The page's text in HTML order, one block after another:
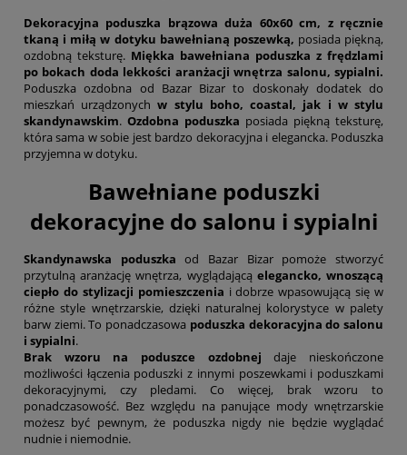
Dekoracyjna poduszka brązowa duża 60x60 cm, z ręcznie
tkaną i miłą w dotyku bawełnianą poszewką, posiada piękną,
ozdobną teksturę. Miękka bawełniana poduszka z frędzlami
po bokach doda lekkości aranżacji wnętrza salonu, sypialni.
Poduszka ozdobna od Bazar Bizar to doskonały dodatek do
mieszkań urządzonychw stylu boho, coastal, jak i w stylu
skandynawskim. Ozdobna poduszka posiada piękną teksturę,
która sama w sobie jest bardzo dekoracyjna i elegancka. Poduszka
przyjemna w dotyku.
Bawełniane poduszki
dekoracyjne do salonu i sypialni
Skandynawska poduszka od Bazar Bizar pomoże stworzyć
przytulną aranżację wnętrza, wyglądającą elegancko, wnoszącą
ciepło do stylizacji pomieszczenia i dobrze wpasowującą się w
różne style wnętrzarskie, dzięki naturalnej kolorystyce w palety
barw ziemi. To ponadczasowa poduszka dekoracyjna do salonu
i sypialni.
Brak wzoru na poduszce ozdobnej daje nieskończone
możliwości łączenia poduszki z innymi poszewkami i poduszkami
dekoracyjnymi, czy pledami. Co więcej, brak wzoru to
ponadczasowość. Bez względu na panujące mody wnętrzarskie
możesz być pewnym, że poduszka nigdy nie będzie wyglądać
nudnie i niemodnie.